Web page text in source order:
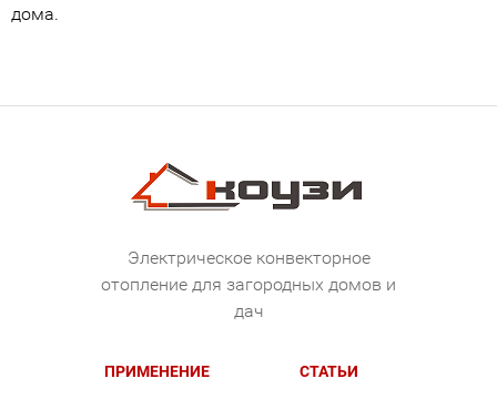
дома.
Электрическое конвекторное
отопление для загородных домов и
дач
ПРИМЕНЕНИЕ СТАТЬИ